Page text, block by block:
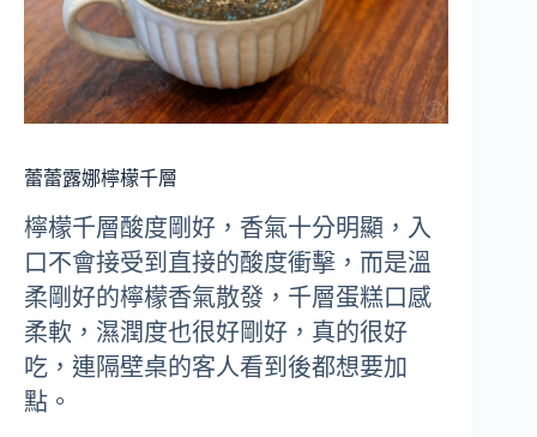
蕾蕾露娜檸檬千層
檸檬千層酸度剛好，香氣十分明顯，入
口不會接受到直接的酸度衝擊，而是溫
柔剛好的檸檬香氣散發，千層蛋糕口感
柔軟，濕潤度也很好剛好，真的很好
吃，連隔壁桌的客人看到後都想要加
點。